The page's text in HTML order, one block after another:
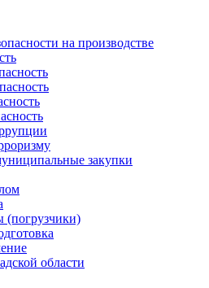
на производстве
закупки
области